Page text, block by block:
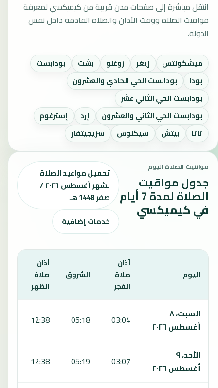
انتقل مباشرة إلى صفحات مدن قريبة من كيميكسي لمعرفة
مواقيت الصلاة ووقت الأذان والصلاة القادمة داخل نفس
الدولة.
ميشكولتس إيغر زوغلو بشت
بودابست
بودا
بودابست الحي الحادي والعشرون
بودابست الحي الثاني عشر
بودابست الحي الثاني والعشرون
إرد
إسترغوم
تاتا
بيتش سيكلوس سزيجيتفار
مواقيت الصلاة اليوم
جدول مواقيت
الصلاة لمدة 7 أيام
في كيميكسي
تحميل مواعيد الصلاة
لشهر أغسطس ٢٠٢٦ /
صفر 1448 هـ
خدمات إضافية
اليوم
أذان
صلاة
الفجر
الشروق
أذان
صلاة
الظهر
السبت، ٨
أغسطس ٢٠٢٦
03:04
05:18
12:38
الأحد، ٩
أغسطس ٢٠٢٦
03:07
05:19
12:38